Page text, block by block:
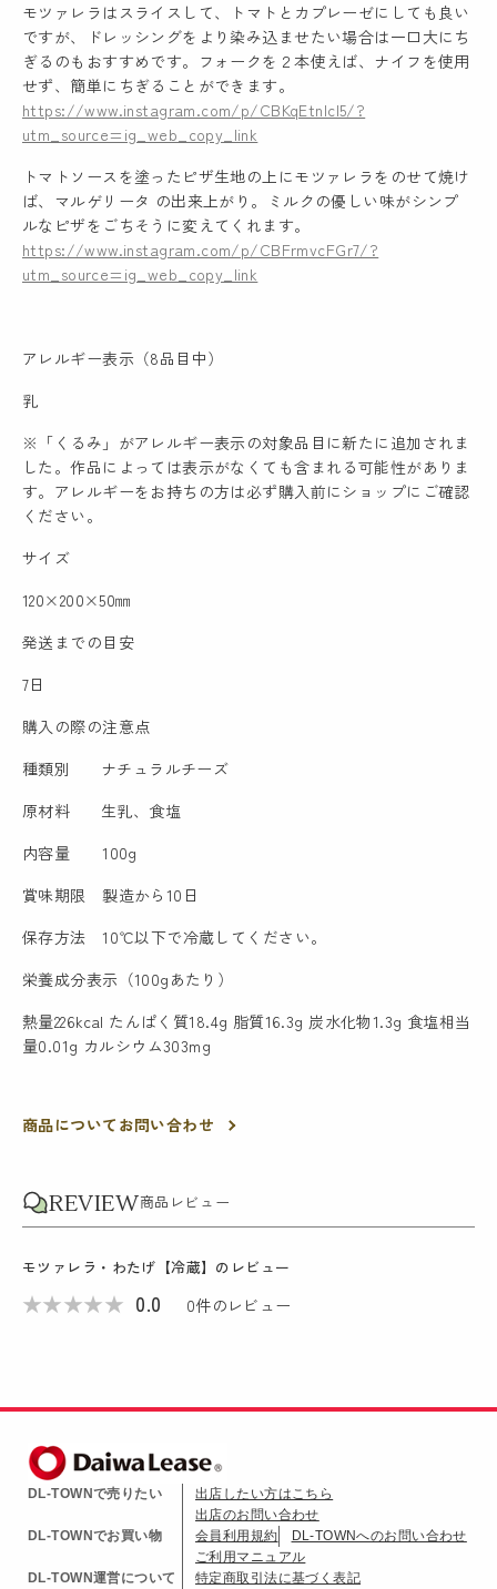
モツァレラはスライスして、トマトとカプレーゼにしても良い
ですが、ドレッシングをより染み込ませたい場合は一口大にち
ぎるのもおすすめです。フォークを２本使えば、ナイフを使用
せず、簡単にちぎることができます。
https://www.instagram.com/p/CBKqEtnlcI5/?
utm_source=ig_web_copy_link
トマトソースを塗ったピザ生地の上にモツァレラをのせて焼け
ば、マルゲリータ の出来上がり。ミルクの優しい味がシンプ
ルなピザをごちそうに変えてくれます。
https://www.instagram.com/p/CBFrmvcFGr7/?
utm_source=ig_web_copy_link
アレルギー表示（8品目中）
乳
※「くるみ」がアレルギー表示の対象品目に新たに追加されま
した。作品によっては表示がなくても含まれる可能性がありま
す。アレルギーをお持ちの方は必ず購入前にショップにご確認
ください。
サイズ
120×200×50㎜
発送までの目安
7日
購入の際の注意点
種類別 ナチュラルチーズ
原材料 生乳、食塩
内容量 100g
賞味期限 製造から10日
保存方法 10℃以下で冷蔵してください。
栄養成分表示（100gあたり）
熱量226kcal たんぱく質18.4g 脂質16.3g 炭水化物1.3g 食塩相当
量0.01g カルシウム303mg
商品についてお問い合わせ
REVIEW商品レビュー
モツァレラ・わたげ【冷蔵】 のレビュー
★★★★★ 0.0 0件のレビュー
DL-TOWNで売りたい
出店したい方はこちら
出店のお問い合わせ
DL-TOWNでお買い物
会員利用規約
DL-TOWNへのお問い合わせ
ご利用マニュアル
DL-TOWN運営について
特定商取引法に基づく表記